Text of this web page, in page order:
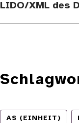
LIDO/XML des
AS (EINHEIT)